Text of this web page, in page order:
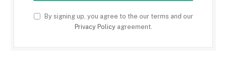
By signing up, you agree to the our terms and our
Privacy Policyagreement.